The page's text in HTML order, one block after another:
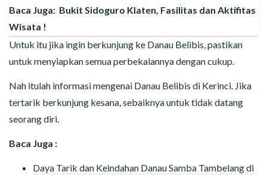
Baca Juga: Bukit Sidoguro Klaten, Fasilitas dan Aktifitas
Wisata !
Untuk itu jika ingin berkunjung ke Danau Belibis, pastikan
untuk menyiapkan semua perbekalannya dengan cukup.
Nah itulah informasi mengenai Danau Belibis di Kerinci. Jika
tertarik berkunjung kesana, sebaiknya untuk tidak datang
seorang diri.
Baca Juga :
Daya Tarik dan Keindahan Danau Samba Tambelang di